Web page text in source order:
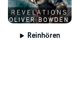
Reinhören